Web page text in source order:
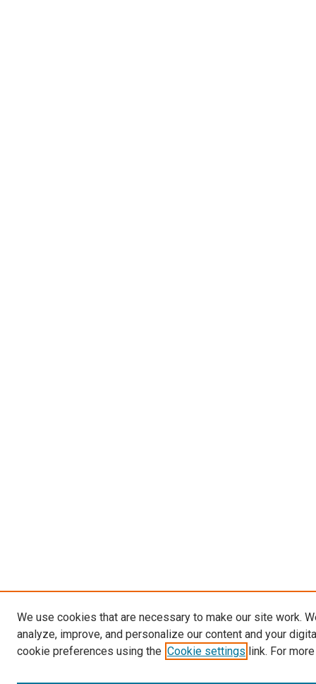
We use cookies that are necessary to make our site work.
analyze, improve, and personalize our content and your
cookie preferences using the Cookie settings link. For